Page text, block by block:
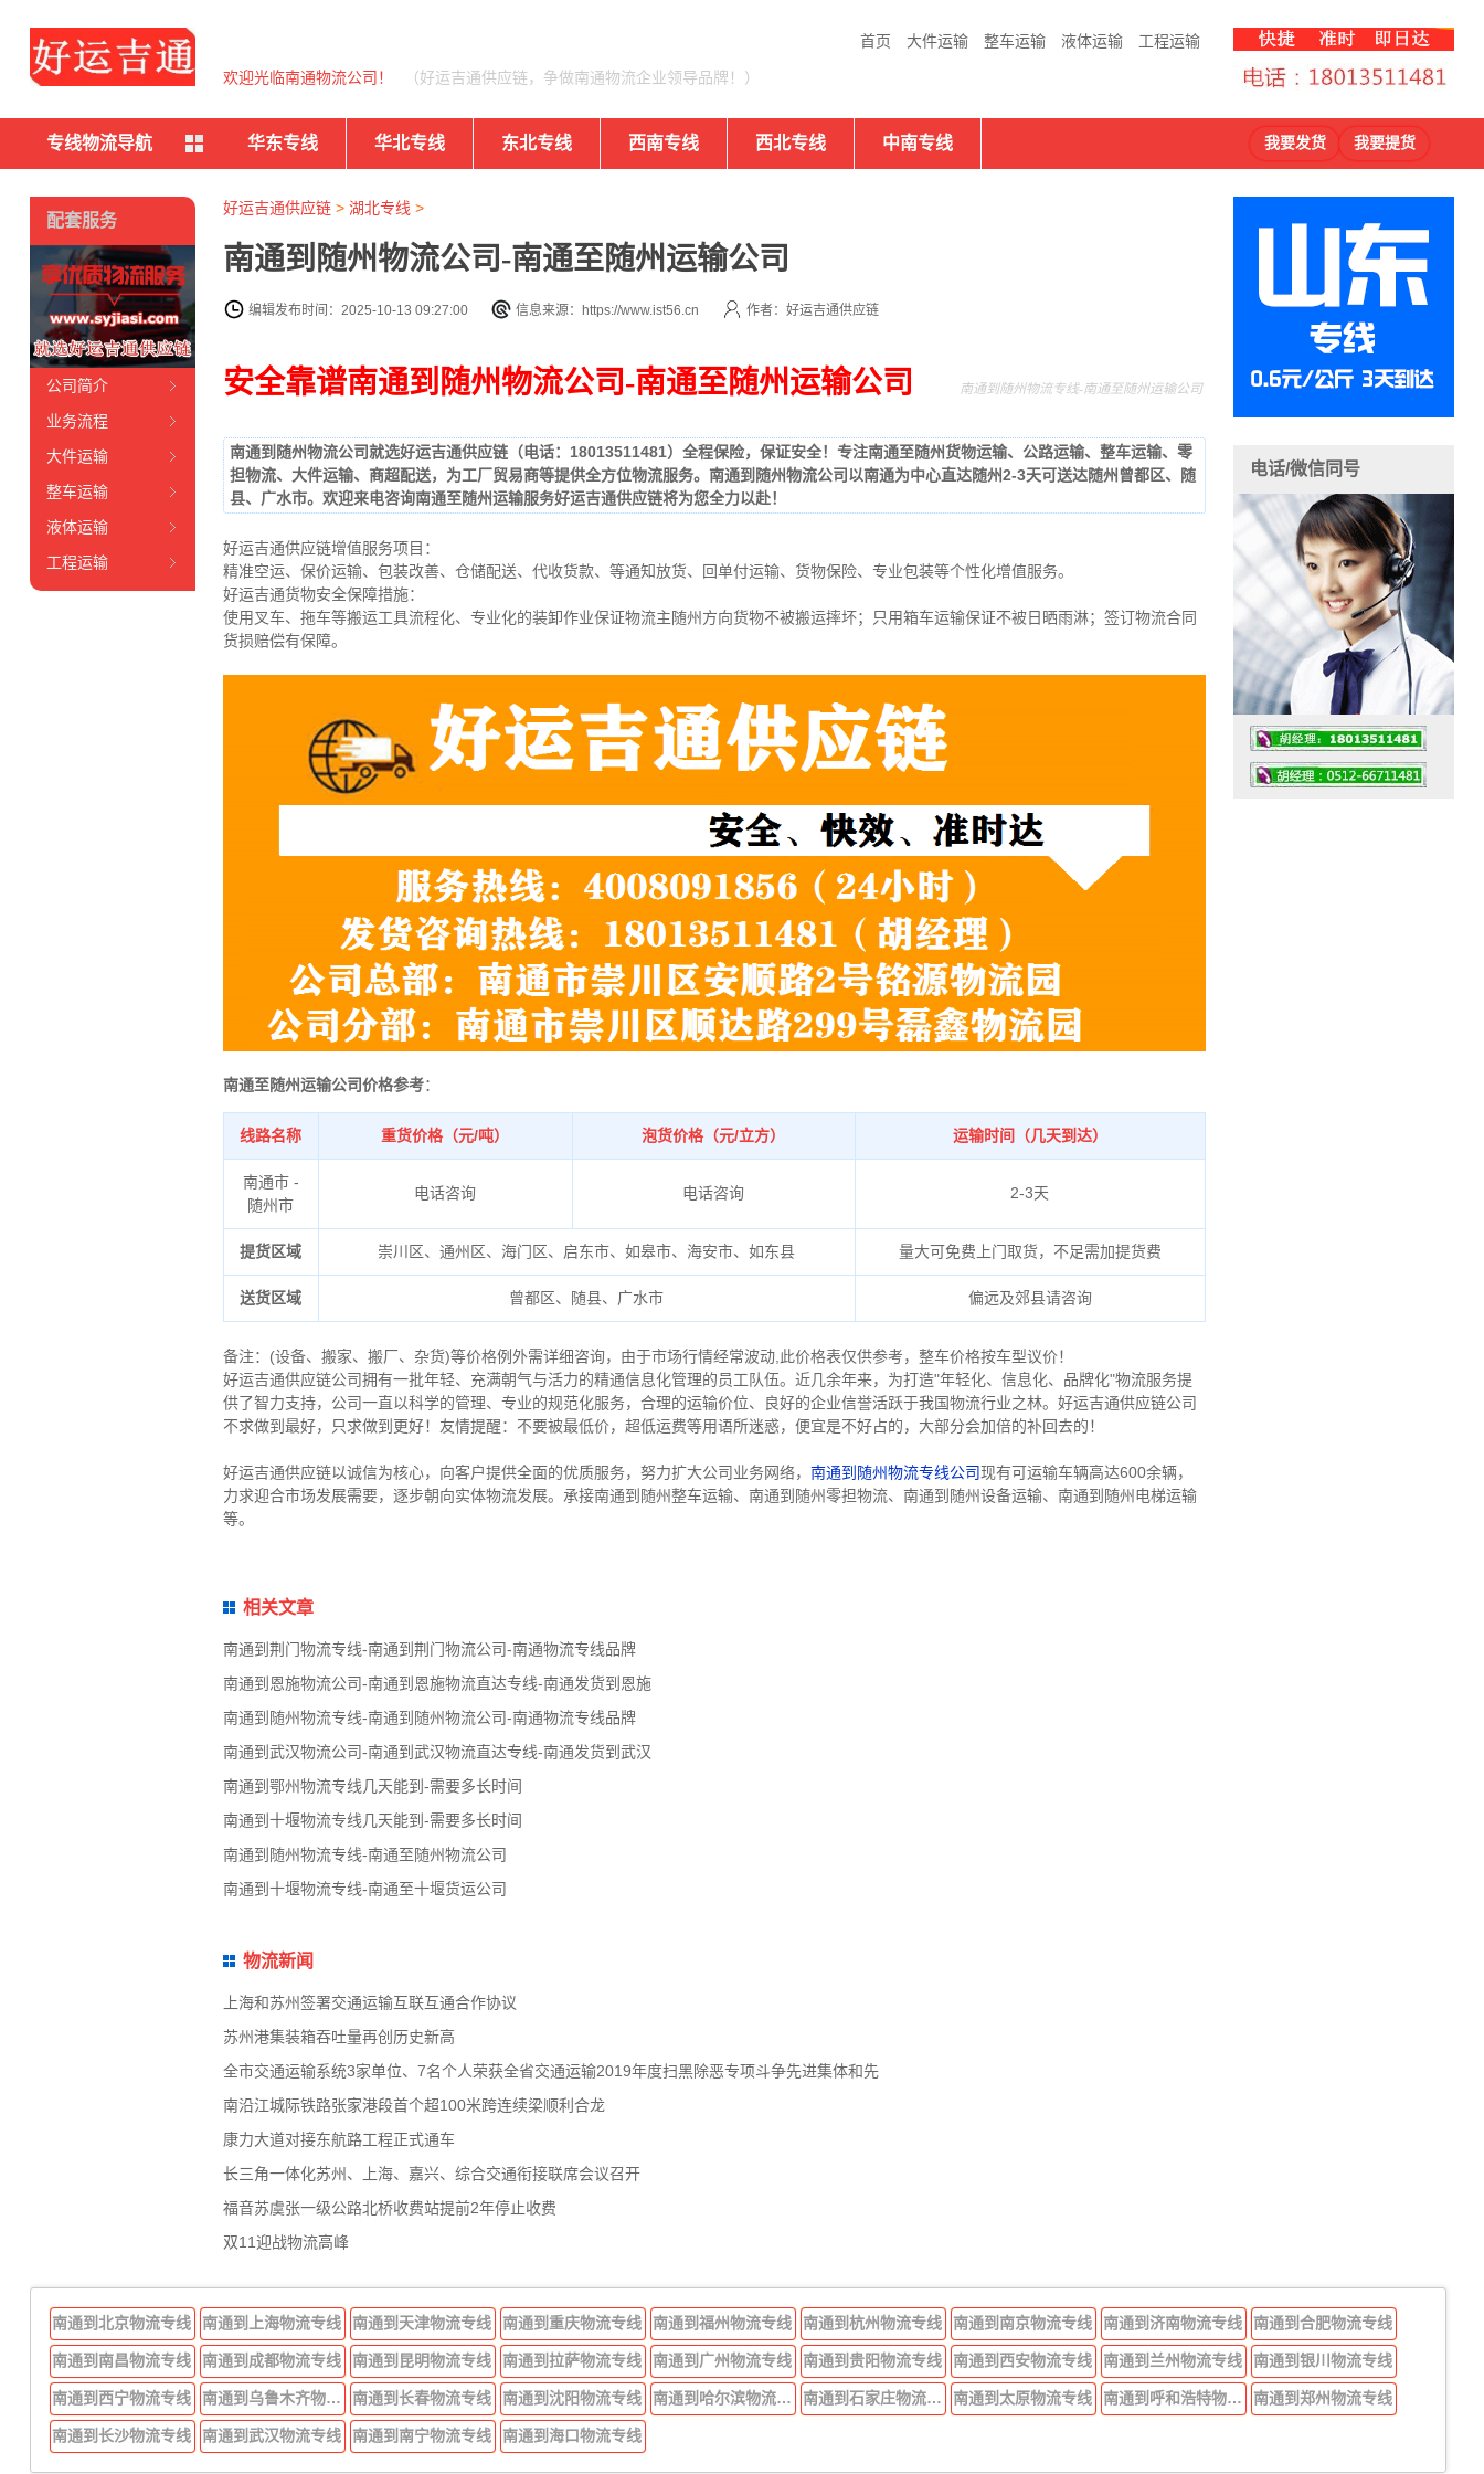
首页 大件运输 整车运输 液体运输 工程运输
欢迎光临南通物流公司！ （好运吉通供应链，争做南通物流企业领导品牌！）
专线物流导航 华东专线 华北专线 东北专线 西南专线 西北专线 中南专线 我要发货 我要提货
好运吉通供应链> 湖北专线 >
南通到随州物流公司-南通至随州运输公司
编辑发布时间：2025-10-13 09:27:00 信息来源：https://www.ist56.cn 作者：好运吉通供应链
安全靠谱南通到随州物流公司-南通至随州运输公司 南通到随州物流专线-南通至随州运输公司
南通到随州物流公司就选好运吉通供应链（电话：18013511481） 全程保险，保证安全！ 专注南通至随州货物运输、公路运输、整车运输、零
担物流、大件运输、商超配送，为工厂贸易商等提供全方位物流服务。南通到随州物流公司以南通为中心直达随州2-3天可送达随州曾都区、随
县、广水市。欢迎来电咨询南通至随州运输服务好运吉通供应链将为您全力以赴！
好运吉通供应链增值服务项目：
精准空运、保价运输、包装改善、仓储配送、代收货款、等通知放货、回单付运输、货物保险、专业包装等个性化增值服务。
好运吉通货物安全保障措施：
使用叉车、拖车等搬运工具流程化、专业化的装卸作业保证物流主随州方向货物不被搬运摔坏；只用箱车运输保证不被日晒雨淋；签订物流合同
货损赔偿有保障。
南通至随州运输公司价格参考：
线路名称 重货价格（元/吨） 泡货价格（元/立方） 运输时间（几天到达）
南通市 -
随州市
电话咨询 电话咨询 2-3天
提货区域 崇川区、通州区、海门区、启东市、如皋市、海安市、如东县 量大可免费上门取货，不足需加提货费
送货区域 曾都区、随县、广水市 偏远及郊县请咨询
备注： (设备、搬家、搬厂、杂货)等价格例外需详细咨询，由于市场行情经常波动,此价格表仅供参考，整车价格按车型议价！
好运吉通供应链公司拥有一批年轻、充满朝气与活力的精通信息化管理的员工队伍。近几余年来，为打造"年轻化、信息化、品牌化"物流服务提
供了智力支持，公司一直以科学的管理、专业的规范化服务，合理的运输价位、良好的企业信誉活跃于我国物流行业之林。好运吉通供应链公司
不求做到最好，只求做到更好！友情提醒：不要被最低价，超低运费等用语所迷惑，便宜是不好占的，大部分会加倍的补回去的！
好运吉通供应链以诚信为核心，向客户提供全面的优质服务，努力扩大公司业务网络， 南通到随州物流专线公司现有可运输车辆高达600余辆，
力求迎合市场发展需要，逐步朝向实体物流发展。承接南通到随州整车运输、南通到随州零担物流、南通到随州设备运输、南通到随州电梯运输
等。
相关文章
南通到荆门物流专线-南通到荆门物流公司-南通物流专线品牌
南通到恩施物流公司-南通到恩施物流直达专线-南通发货到恩施
南通到随州物流专线-南通到随州物流公司-南通物流专线品牌
南通到武汉物流公司-南通到武汉物流直达专线-南通发货到武汉
南通到鄂州物流专线几天能到-需要多长时间
南通到十堰物流专线几天能到-需要多长时间
南通到随州物流专线-南通至随州物流公司
南通到十堰物流专线-南通至十堰货运公司
物流新闻
上海和苏州签署交通运输互联互通合作协议
苏州港集装箱吞吐量再创历史新高
全市交通运输系统3家单位、7名个人荣获全省交通运输2019年度扫黑除恶专项斗争先进集体和先
南沿江城际铁路张家港段首个超100米跨连续梁顺利合龙
康力大道对接东航路工程正式通车
长三角一体化苏州、上海、嘉兴、综合交通衔接联席会议召开
福音苏虞张一级公路北桥收费站提前2年停止收费
双11迎战物流高峰
配套服务
公司简介
业务流程
大件运输
整车运输
液体运输
工程运输
电话/微信同号
南通到北京物流专线 南通到上海物流专线 南通到天津物流专线 南通到重庆物流专线 南通到福州物流专线 南通到杭州物流专线 南通到南京物流专线 南通到济南物流专线 南通到合肥物流专线
南通到南昌物流专线 南通到成都物流专线 南通到昆明物流专线 南通到拉萨物流专线 南通到广州物流专线 南通到贵阳物流专线 南通到西安物流专线 南通到兰州物流专线 南通到银川物流专线
南通到西宁物流专线 南通到乌鲁木齐物流专线 南通到长春物流专线 南通到沈阳物流专线 南通到哈尔滨物流专线 南通到石家庄物流专线 南通到太原物流专线 南通到呼和浩特物流专线 南通到郑州物流专线
南通到长沙物流专线 南通到武汉物流专线 南通到南宁物流专线 南通到海口物流专线